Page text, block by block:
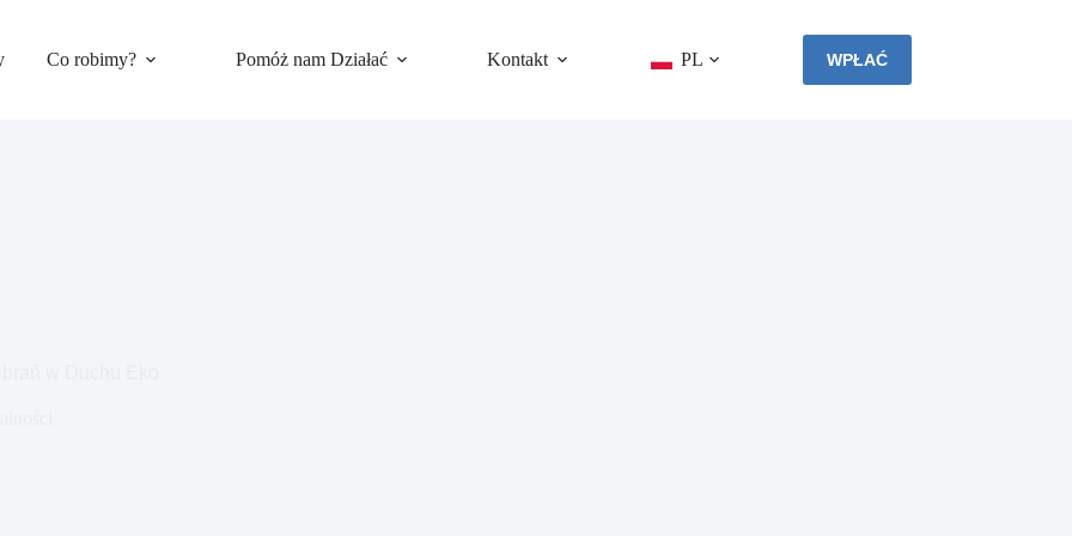
Co robimy? Pomóż nam Działać Kontakt PL WPŁAĆ